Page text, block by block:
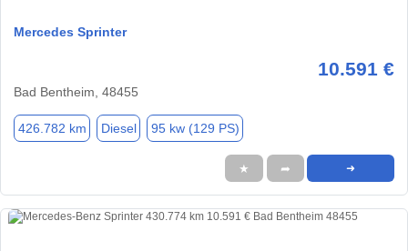
Mercedes Sprinter
10.591 €
Bad Bentheim, 48455
426.782 km Diesel 95 kw (129 PS)
★ ➦ ➜